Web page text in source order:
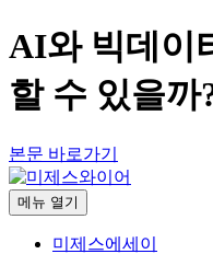
AI와 빅데이
할 수 있을까
본문 바로가기
메뉴 열기
미제스에세이